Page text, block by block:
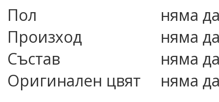
Пол
няма
Произход
няма
Състав
няма
Оригинален цвят
няма